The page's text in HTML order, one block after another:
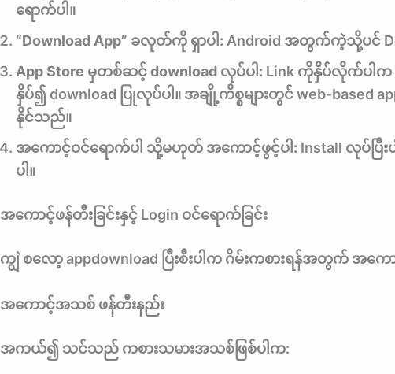
ရောက်ပါ။
“Download App” ခလုတ်ကို ရှာပါ: Android အတွက်ကဲ့သို့ပင်
App Store မှတစ်ဆင့် download လုပ်ပါ: Link ကိုနှိပ်လိုက်ပါက
နှိပ်၍ download ပြုလုပ်ပါ။ အချို့ကိစ္စများတွင် web-based
နိုင်သည်။
အကောင့်ဝင်ရောက်ပါ သို့မဟုတ် အကောင့်ဖွင့်ပါ: Install လုပ်ပြီ
ပါ။
အကောင့်ဖန်တီးခြင်းနှင့် Login ဝင်ရောက်ခြင်း
ကျွဲ စလော့ appdownload ပြီးစီးပါက ဂိမ်းကစားရန်အတွက် အ
အကောင့်အသစ် ဖန်တီးနည်း
အကယ်၍ သင်သည် ကစားသမားအသစ်ဖြစ်ပါက: